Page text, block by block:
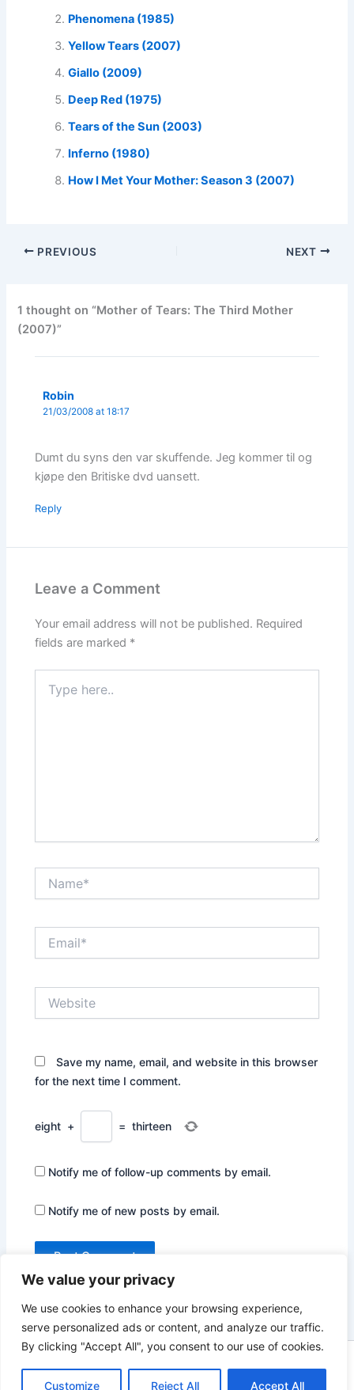
We value your privacy
We use cookies to enhance your browsing experience,
serve personalized ads or content, and analyze our traffic.
By clicking "Accept All", you consent to our use of cookies.
Customize Reject All Accept All
Phenomena (1985)
Yellow Tears (2007)
Giallo (2009)
Deep Red (1975)
Tears of the Sun (2003)
Inferno (1980)
How I Met Your Mother: Season 3 (2007)
PREVIOUS NEXT
1 thought on “Mother of Tears: The Third Mother
(2007)”
Robin
21/03/2008 at 18:17
Dumt du syns den var skuffende. Jeg kommer til og
kjøpe den Britiske dvd uansett.
Reply
Leave a Comment
Your email address will not be published. Required
fields are marked *
here..
Save my name, email, and website in this browser
for the next time I comment.
eight + = thirteen
Notify me of follow-up comments by email.
Notify me of new posts by email.
Copyright © 2026 Not Only Hollywood | Powered byAstra
WordPress Theme